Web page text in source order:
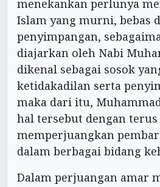
menekankan perlunya
Islam yang murni, bebas
penyimpangan,
diajarkan oleh Nabi
dikenal sebagai sosok
ketidakadilan serta
maka dari itu,
hal tersebut dengan terus
memperjuangkan
dalam berbagai bidang
Dalam perjuangan amar